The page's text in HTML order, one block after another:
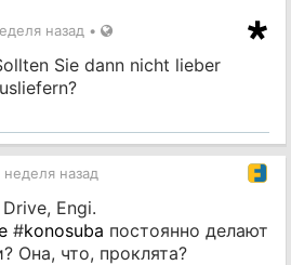
назад •
Sie dann nicht lieber
неделя назад
Engi.
#konosuba постоянно делают
Она, что, проклята?